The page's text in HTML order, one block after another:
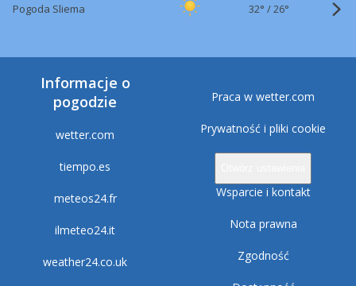
Pogoda Sliema 32° /26°
Informacje o
pogodzie
wetter.com
tiempo.es
meteos24.fr
ilmeteo24.it
weather24.co.uk
Praca w wetter.com
Prywatność i pliki cookie
Wsparcie i kontakt
Nota prawna
Zgodność